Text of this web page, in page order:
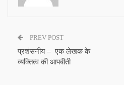
PREV POST
प्रशंसनीय – एक लेखक के
व्यक्तित्व की आपबीती